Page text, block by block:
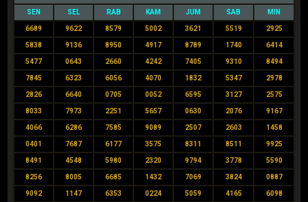
SEN SEL RAB KAM JUM SAB MIN
6689 9622 8579 5002 3621 5519 2925
5838 9136 8950 4917 8789 1740 6414
5477 0643 2660 4242 7405 9310 8494
7845 6323 6056 4070 1832 5347 2978
2826 6640 0705 0052 6595 3127 2575
8033 7973 2251 5657 0630 2076 9167
4066 6286 7585 9089 2507 2603 1458
0401 7687 6177 3575 8311 8511 9925
8491 4548 5980 2320 9794 3778 5590
8256 8005 6685 1432 7069 3824 0887
9092 1147 6353 0224 5059 4165 6098